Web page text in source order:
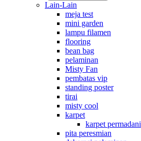
Lain-Lain
meja test
mini garden
lampu filamen
flooring
bean bag
pelaminan
Misty Fan
pembatas vip
standing poster
tirai
misty cool
karpet
karpet permadani
pita peresmian